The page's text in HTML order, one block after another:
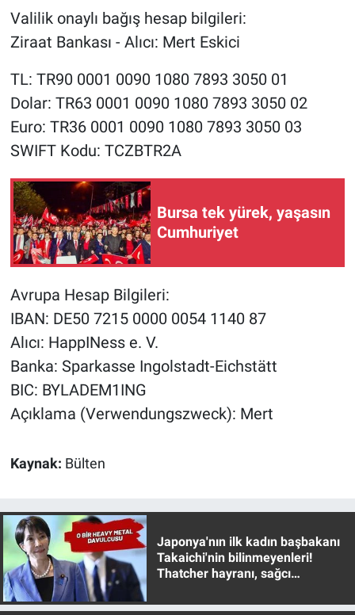
Valilik onaylı bağış hesap bilgileri:
Ziraat Bankası - Alıcı: Mert Eskici
TL: TR90 0001 0090 1080 7893 3050 01
Dolar: TR63 0001 0090 1080 7893 3050 02
Euro: TR36 0001 0090 1080 7893 3050 03
SWIFT Kodu: TCZBTR2A
Bursa tek yürek, yaşasın
Cumhuriyet
Avrupa Hesap Bilgileri:
IBAN: DE50 7215 0000 0054 1140 87
Alıcı: HappINess e. V.
Banka: Sparkasse Ingolstadt-Eichstätt
BIC: BYLADEM1ING
Açıklama (Verwendungszweck): Mert
Kaynak: Bülten
Japonya'nın ilk kadın başbakanı
Takaichi'nin bilinmeyenleri!
Thatcher hayranı, sağcı
Sağlık
Spor
Teknoloji
Türkiye'nin Geleceği
Türkiye'nin Gündemi
Yerel Gündem
Canlı Yayın